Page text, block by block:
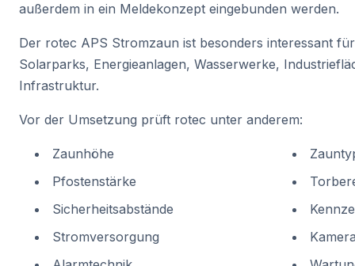
außerdem in ein Meldekonzept eingebunden werden.
Der rotec APS Stromzaun ist besonders interessant
Solarparks, Energieanlagen, Wasserwerke,
Infrastruktur.
Vor der Umsetzung prüft rotec unter anderem:
Zaunhöhe
Pfostenstärke
Sicherheitsabstände
Stromversorgung